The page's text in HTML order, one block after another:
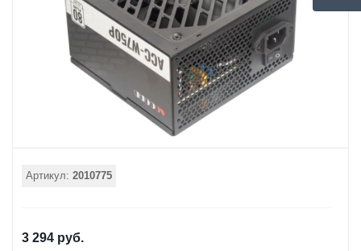
Артикул: 2010775
3 294 руб.